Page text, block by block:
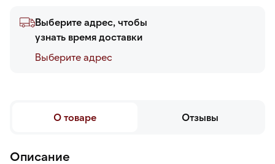
Выберите адрес, чтобы
узнать время доставки
Выберите адреc
О товаре Отзывы
Описание